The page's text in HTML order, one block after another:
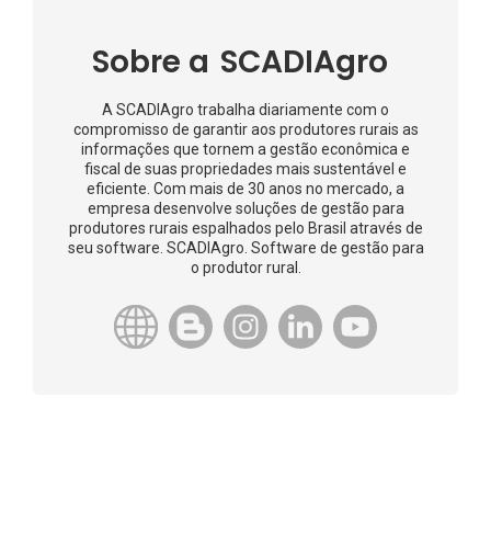
Sobre a SCADIAgro
A SCADIAgro trabalha diariamente com o
compromisso de garantir aos produtores rurais as
informações que tornem a gestão econômica e
fiscal de suas propriedades mais sustentável e
eficiente. Com mais de 30 anos no mercado, a
empresa desenvolve soluções de gestão para
produtores rurais espalhados pelo Brasil através de
seu software. SCADIAgro. Software de gestão para
o produtor rural.